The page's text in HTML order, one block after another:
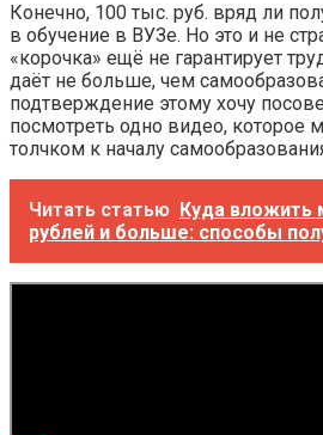
Конечно, 100 тыс. руб. вряд ли
в обучение в ВУЗе. Но это и не
«корочка» ещё не гарантирует
даёт не больше, чем
подтверждение этому хочу
посмотреть одно видео, которое
толчком к началу
Читать статью Куда вложить
рублей и больше: способы